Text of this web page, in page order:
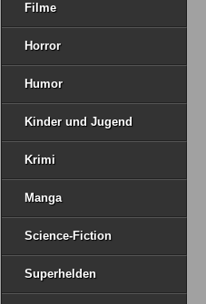
Filme
Horror
Humor
Kinder und Jugend
Krimi
Manga
Science-Fiction
Superhelden